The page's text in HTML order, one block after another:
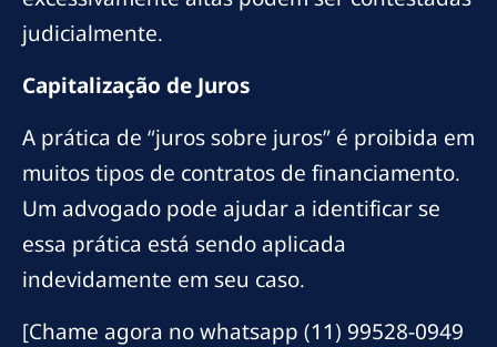
judicialmente.
Capitalização de Juros
A prática de “juros sobre juros” é proibida em
muitos tipos de contratos de financiamento.
Um advogado pode ajudar a identificar se
essa prática está sendo aplicada
indevidamente em seu caso.
[Chame agora no whatsapp (11) 99528-0949